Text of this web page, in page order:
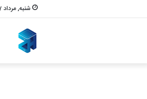
شنبه, مرداد 17 1405